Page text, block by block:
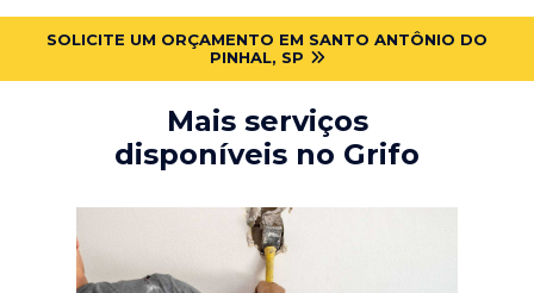
SOLICITE UM ORÇAMENTO EM SANTO ANTÔNIO DO
PINHAL, SP
Mais serviços
disponíveis no Grifo